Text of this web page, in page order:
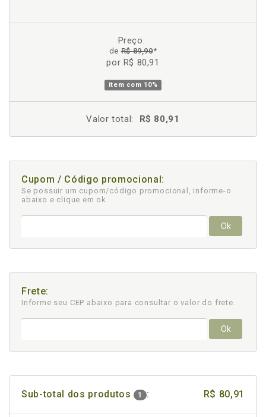
Preço:
deR$ 89,90*
por R$ 80,91
item com 10%
Valor total: R$ 80,91
Cupom / Código promocional:
Se possuir um cupom/código promocional, informe-o
abaixo e clique em ok
Ok
Frete:
Informe seu CEP abaixo para consultar o valor do frete.
Ok
Sub-total dos produtos 1 : R$ 80,91